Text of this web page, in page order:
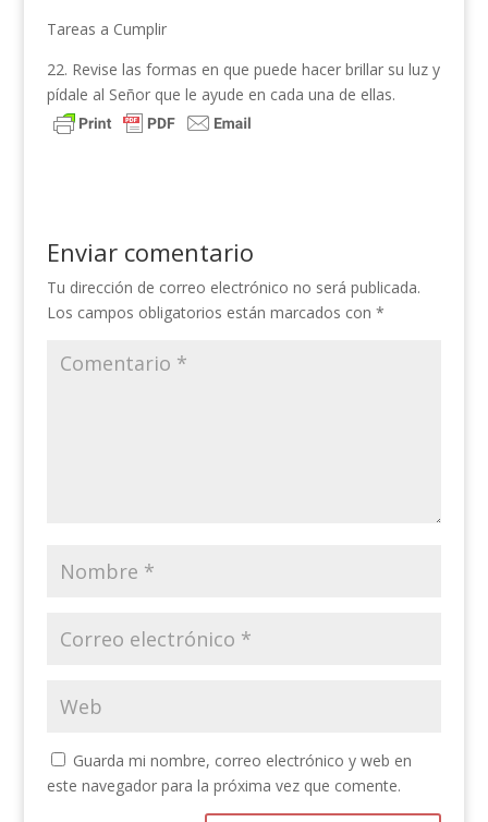
Tareas a Cumplir
22. Revise las formas en que puede hacer brillar su luz y
pídale al Señor que le ayude en cada una de ellas.
Enviar comentario
Tu dirección de correo electrónico no será publicada.
Los campos obligatorios están marcados con *
Guarda mi nombre, correo electrónico y web en
este navegador para la próxima vez que comente.